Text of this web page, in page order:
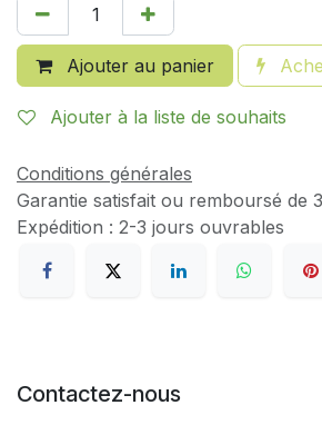
Ajouter au panier
Ajouter à la liste de souhaits
Conditions générales
Garantie satisfait ou remboursé de
Expédition : 2-3 jours ouvrables
Contactez-nous